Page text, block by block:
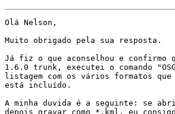
Olá Nelson,
Muito obrigado pela sua resposta.
Já fiz o que aconselhou e confirmo
1.6.0 trunk, executei o comando
listagem com os vários formatos
está incluído.
A minha duvida é a seguinte: se
depois gravar como *.kml, eu